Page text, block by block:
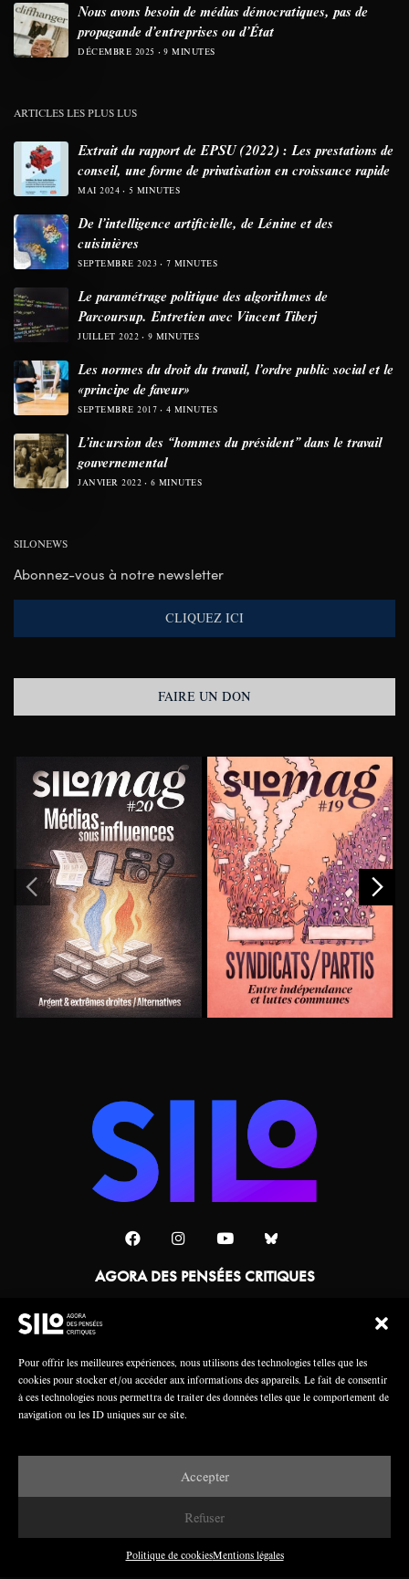
Pour offrir les meilleures expériences, nous utilisons des technologies telles que les
cookies pour stocker et/ou accéder aux informations des appareils. Le fait de consentir
à ces technologies nous permettra de traiter des données telles que le comportement de
navigation ou les ID uniques sur ce site.
Accepter
Refuser
Politique de cookiesMentions légales
Nous avons besoin de médias démocratiques, pas de
propagande d’entreprises ou d’État
DÉCEMBRE 2025 9 MINUTES
ARTICLES LES PLUS LUS
Extrait du rapport de EPSU (2022) : Les prestations de
conseil, une forme de privatisation en croissance rapide
MAI 2024 5 MINUTES
De l’intelligence artificielle, de Lénine et des
cuisinières
SEPTEMBRE 2023 7 MINUTES
Le paramétrage politique des algorithmes de
Parcoursup. Entretien avec Vincent Tiberj
JUILLET 2022 9 MINUTES
Les normes du droit du travail, l’ordre public social et le
«principe de faveur»
SEPTEMBRE 2017 4 MINUTES
L’incursion des “hommes du président” dans le travail
gouvernemental
JANVIER 2022 6 MINUTES
SILONEWS
Abonnez-vous à notre newsletter
CLIQUEZ ICI
FAIRE UN DON
AGORA DES PENSÉES CRITIQUES